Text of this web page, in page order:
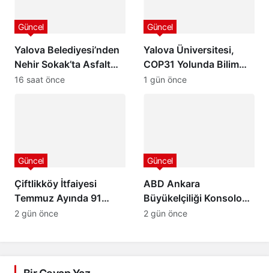
Yalova Belediyesi’nden
Nehir Sokak’ta Asfalt
Hamlesi
Güncel
16 saat önce
Yalova Üniversitesi,
COP31 Yolunda Bilim
Diplomasisi Akademi
Güncel
1 gün önce
Çiftlikköy İtfaiyesi
Temmuz Ayında 91
Olaya Müdahale Etti:
Güncel
2 gün önce
ABD Ankara
Büyükelçiliği Konsolosu
Matthew Smith’ten
Güncel
2 gün önce